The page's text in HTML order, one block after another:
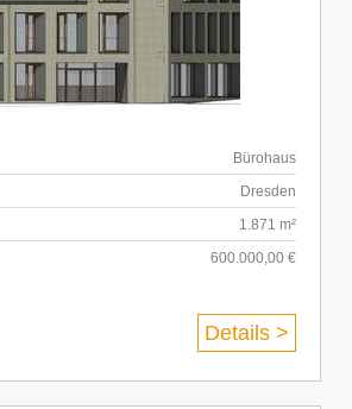
Bürohaus
Dresden
1.871 m²
600.000,00 €
Details >